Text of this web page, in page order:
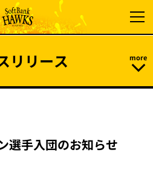
リリース
選手入団のお知らせ